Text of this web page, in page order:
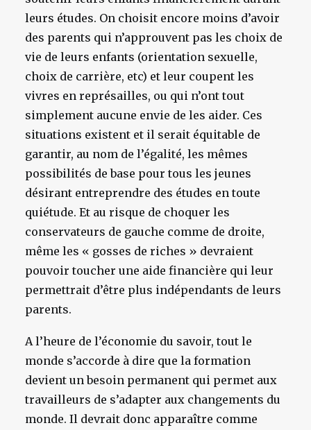
leurs études. On choisit encore moins d’avoir
des parents qui n’approuvent pas les choix de
vie de leurs enfants (orientation sexuelle,
choix de carrière, etc) et leur coupent les
vivres en représailles, ou qui n’ont tout
simplement aucune envie de les aider. Ces
situations existent et il serait équitable de
garantir, au nom de l’égalité, les mêmes
possibilités de base pour tous les jeunes
désirant entreprendre des études en toute
quiétude. Et au risque de choquer les
conservateurs de gauche comme de droite,
même les « gosses de riches » devraient
pouvoir toucher une aide financière qui leur
permettrait d’être plus indépendants de leurs
parents.
A l’heure de l’économie du savoir, tout le
monde s’accorde à dire que la formation
devient un besoin permanent qui permet aux
travailleurs de s’adapter aux changements du
monde. Il devrait donc apparaître comme